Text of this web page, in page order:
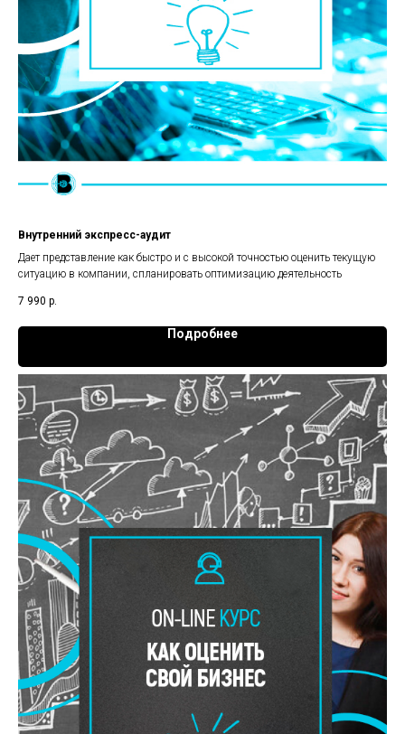
Внутренний экспресс-аудит
Дает представление как быстро и с высокой точностью оценить текущую
ситуацию в компании, спланировать оптимизацию деятельность
7 990 р.
Подробнее